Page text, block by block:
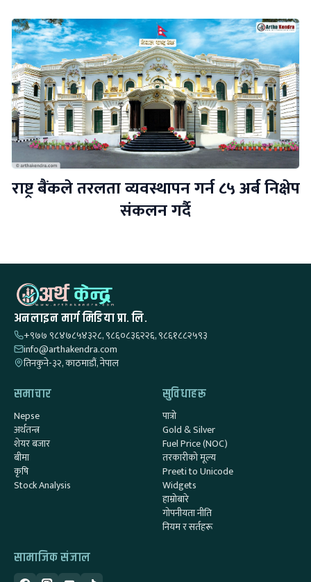
राष्ट्र बैंकले तरलता व्यवस्थापन गर्न ८५ अर्ब निक्षेप
संकलन गर्दै
अनलाइन मार्ग मिडिया प्रा. लि.
+९७७ ९८४७८५४३२८, ९८६०८३६२२६, ९८६१८८२५९३
info@arthakendra.com
तिनकुने-३२, काठमाडौं, नेपाल
समाचार
Nepse
अर्थतन्त्र
शेयर बजार
बीमा
कृषि
Stock Analysis
सुविधाहरू
पात्रो
Gold & Silver
Fuel Price (NOC)
तरकारीको मूल्य
Preeti to Unicode
Widgets
हाम्रोबारे
गोपनीयता नीति
नियम र सर्तहरू
सामाजिक संजाल